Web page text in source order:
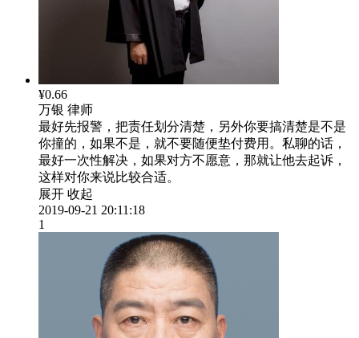
¥0.66
万银 律师
最好先报警，把责任划分清楚，另外你要搞清楚是不是
你撞的，如果不是，就不要随便垫付费用。私聊的话，
最好一次性解决，如果对方不愿意，那就让他去起诉，
这样对你来说比较合适。
展开 收起
2019-09-21 20:11:18
1